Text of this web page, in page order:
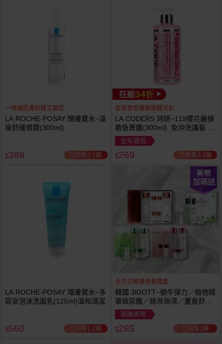
一噴讓肌膚舒緩又鎮定
LA ROCHE-POSAY 理膚寶水~溫
泉舒緩噴霧(300ml)
$389 已銷售2.1萬
狂殺34折
居家香氛護髮喚醒光彩
LA CODERS 珂妍~119櫻花嚴損
救急菁露(300ml) 免沖洗護髮 蕾
舒法克
全年最低
$269 已銷售3.3萬
LA ROCHE-POSAY 理膚寶水~多
容安泡沫洗面乳(125ml)溫和清潔
$560 已銷售1.2萬
美幣
加碼送
全方位修護保養禮盒
韓國 JIGOTT~蝸牛彈力／植物精
華玻尿酸／綠茶保濕／蘆薈舒緩
修復 禮盒(5件組) 款式可選 化妝
水+乳液+面霜
現賺美幣
$285 已銷售2萬